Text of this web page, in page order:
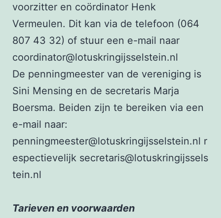
voorzitter en coördinator Henk
Vermeulen. Dit kan via de telefoon (064
807 43 32) of stuur een e-mail naar
coordinator@lotuskringijsselstein.nl
De penningmeester van de vereniging is
Sini Mensing en de secre­taris Marja
Boersma. Beiden zijn te bereiken via een
e-mail naar:
penningmeester@lotuskringijsselstein.nl r
espectievelijk secretaris@lotuskringijssels
tein.nl
Tarieven en voorwaarden